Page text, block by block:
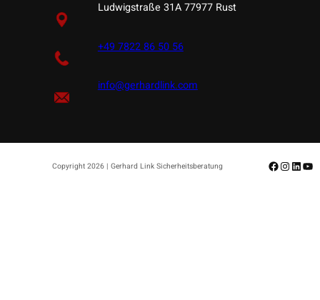
Ludwigstraße 31A 77977 Rust
+49 7822 86 50 56
info@gerhardlink.com
Copyright 2026 | Gerhard Link Sicherheitsberatung Facebook